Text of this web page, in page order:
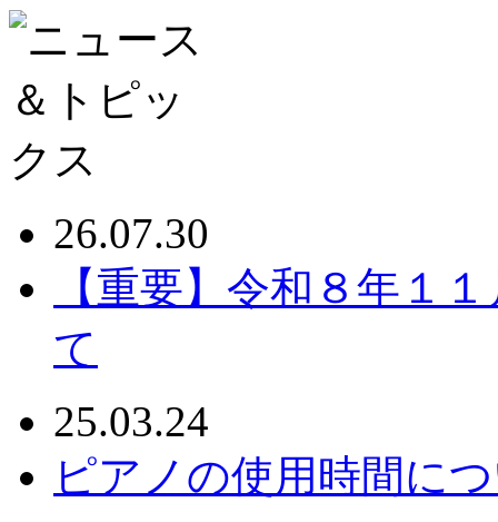
26.07.30
【重要】令和８年１
て
25.03.24
ピアノの使用時間に